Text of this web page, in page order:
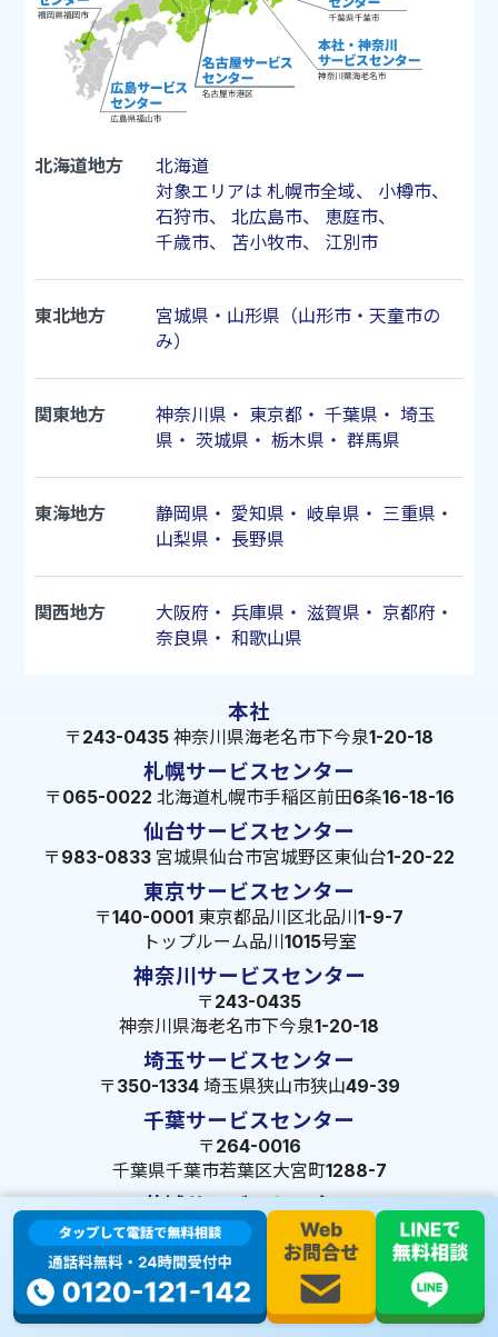
北海道地方
北海道
対象エリアは 札幌市全域、 小樽市、
石狩市、 北広島市、 恵庭市、
千歳市、 苫小牧市、 江別市
東北地方
宮城県・山形県（山形市・天童市の
み）
関東地方 神奈川県 ・ 東京都・ 千葉県 ・ 埼玉
県 ・ 茨城県 ・ 栃木県 ・ 群馬県
東海地方 静岡県 ・ 愛知県 ・ 岐阜県 ・ 三重県 ・
山梨県 ・ 長野県
関西地方 大阪府 ・ 兵庫県 ・ 滋賀県 ・ 京都府 ・
奈良県 ・ 和歌山県
本社
〒243-0435 神奈川県海老名市下今泉1-20-18
札幌サービスセンター
〒065-0022 北海道札幌市手稲区前田6条16-18-16
仙台サービスセンター
〒983-0833 宮城県仙台市宮城野区東仙台1-20-22
東京サービスセンター
〒140-0001 東京都品川区北品川1-9-7
トップルーム品川1015号室
神奈川サービスセンター
〒243-0435
神奈川県海老名市下今泉1-20-18
埼玉サービスセンター
〒350-1334 埼玉県狭山市狭山49-39
千葉サービスセンター
〒264-0016
千葉県千葉市若葉区大宮町1288-7
茨城サービスセンター
〒309-1717 茨城県笠間市旭町322-2 102号
長野サービスセンター
〒380-0921 長野県長野市大字栗田653-141 皐月ビル
名古屋サービスセンター